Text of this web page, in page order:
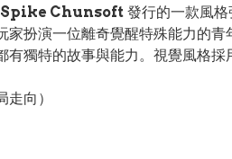
Spike Chunsoft 發行的一款風格
家扮演一位離奇覺醒特殊能力的
有獨特的故事與能力。視覺風格
走向）